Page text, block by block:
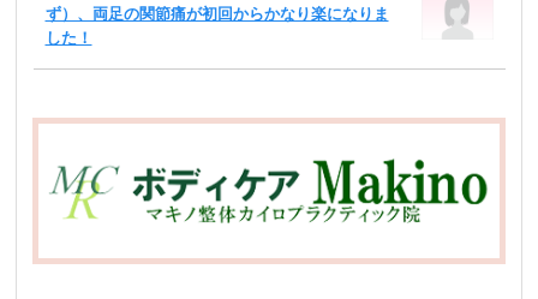
ず）、両足の関節痛が初回からかなり楽になりま
した！